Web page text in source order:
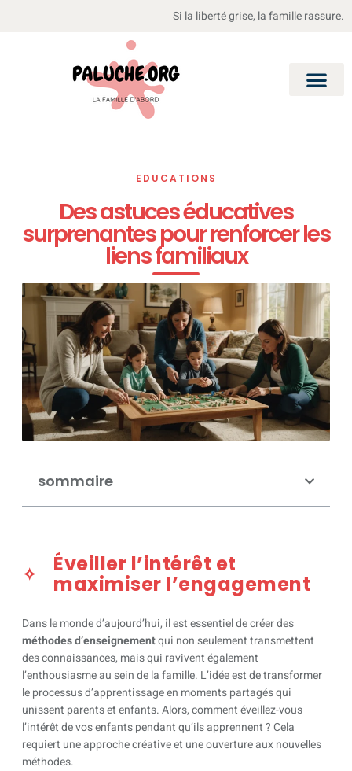
Si la liberté grise, la famille rassure.
EDUCATIONS
Des astuces éducatives
surprenantes pour renforcer les
liens familiaux
sommaire
Éveiller l’intérêt et
maximiser l’engagement
Dans le monde d’aujourd’hui, il est essentiel de créer des
méthodes d’enseignementqui non seulement transmettent
des connaissances, mais qui ravivent également
l’enthousiasme au sein de la famille. L’idée est de transformer
le processus d’apprentissage en moments partagés qui
unissent parents et enfants. Alors, comment éveillez-vous
l’intérêt de vos enfants pendant qu’ils apprennent ? Cela
requiert une approche créative et une ouverture aux nouvelles
méthodes.